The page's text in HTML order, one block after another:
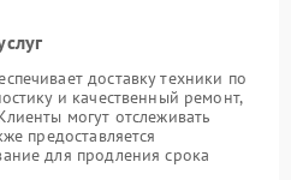
доставку техники по
и качественный ремонт,
могут отслеживать
предоставляется
для продления срока